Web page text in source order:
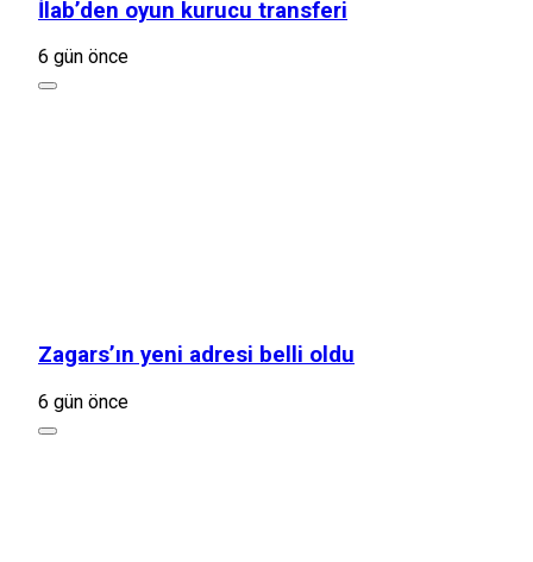
İlab’den oyun kurucu transferi
6 gün önce
Zagars’ın yeni adresi belli oldu
6 gün önce